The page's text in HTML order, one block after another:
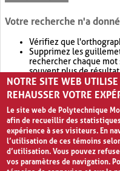
Votre recherche n'a
Vérifiez que
Supprimez les
rechercher chaque mot
souvent plus de
Envisagez d'élargir
retournera souvent
NOTRE SITE WEB
REHAUSSER VOTRE
Le site web de Polytechnique
afin de recueillir des
expérience à ses visiteurs. En
l’utilisation de ces témoins
d’utilisation. Vous pouvez
vos paramètres de navigation.